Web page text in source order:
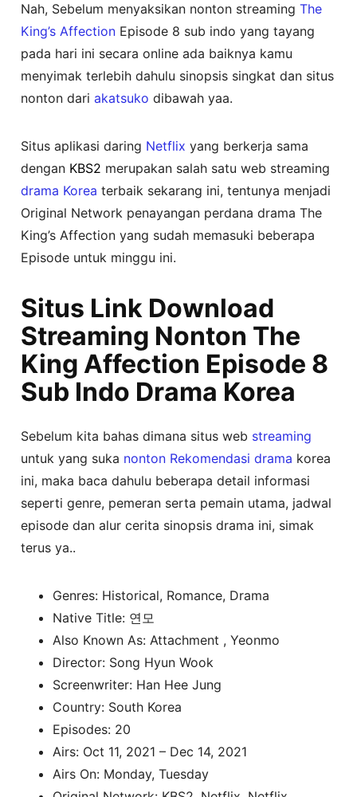
Nah, Sebelum menyaksikan nonton streamingThe
King’s Affection Episode 8 sub indo yang tayang
pada hari ini secara online ada baiknya kamu
menyimak terlebih dahulu sinopsis singkat dan situs
nonton dariakatsuko dibawah yaa.
Situs aplikasi daring Netflix yang berkerja sama
dengan KBS2 merupakan salah satu web streaming
drama Korea terbaik sekarang ini, tentunya menjadi
Original Network penayangan perdana drama The
King’s Affection yang sudah memasuki beberapa
Episode untuk minggu ini.
Situs Link Download
Streaming Nonton The
King Affection Episode 8
Sub Indo Drama Korea
Sebelum kita bahas dimana situs web streaming
untuk yang suka nonton Rekomendasi drama korea
ini, maka baca dahulu beberapa detail informasi
seperti genre, pemeran serta pemain utama, jadwal
episode dan alur cerita sinopsis drama ini, simak
terus ya..
Genres: Historical, Romance, Drama
Native Title: 연모
Also Known As: Attachment , Yeonmo
Director: Song Hyun Wook
Screenwriter: Han Hee Jung
Country: South Korea
Episodes: 20
Airs: Oct 11, 2021 – Dec 14, 2021
Airs On: Monday, Tuesday